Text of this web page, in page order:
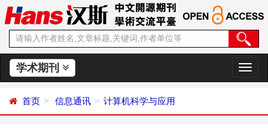
学术期刊
切
换
首页 信息通讯 计算机科学与应用